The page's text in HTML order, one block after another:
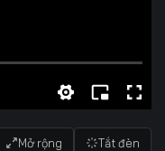
Mở rộng Tắt đèn